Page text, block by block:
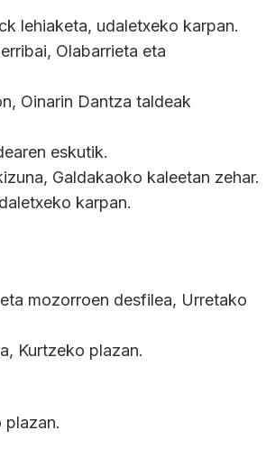
lehiaketa, udaletxeko karpan.
Olabarrieta eta
Oinarin Dantza taldeak
eskutik.
Galdakaoko kaleetan zehar.
karpan.
mozorroen desfilea, Urretako
Kurtzeko plazan.
plazan.